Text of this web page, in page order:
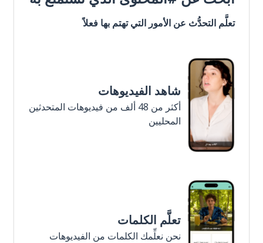
تعلَّم التحدُّث عن الأمور التي تهتم بها فعلاً
شاهد الفيديوهات
أكثر من 48 ألف من فيديوهات المتحدثين
المحليين
تعلَّم الكلمات
نحن نعلِّمك الكلمات من الفيديوهات